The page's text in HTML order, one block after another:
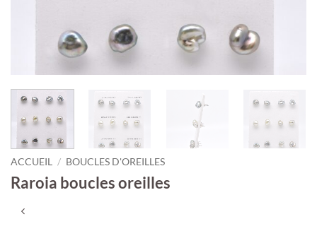
ACCUEIL / BOUCLES D'OREILLES
Raroia boucles oreilles